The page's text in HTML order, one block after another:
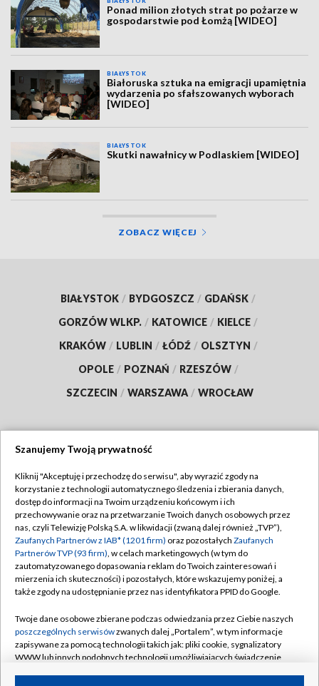
Ponad milion złotych strat po pożarze w
gospodarstwie pod Łomżą [WIDEO]
BIAŁYSTOK
Białoruska sztuka na emigracji upamiętnia
wydarzenia po sfałszowanych wyborach
[WIDEO]
BIAŁYSTOK
Skutki nawałnicy w Podlaskiem [WIDEO]
ZOBACZ WIĘCEJ
BIAŁYSTOK / BYDGOSZCZ / GDAŃSK /
GORZÓW WLKP. / KATOWICE / KIELCE /
KRAKÓW / LUBLIN / ŁÓDŹ / OLSZTYN /
OPOLE / POZNAŃ / RZESZÓW /
SZCZECIN / WARSZAWA / WROCŁAW
TVP
Abonament TVP
Emisja w TVP
Centrum informacji TVP
Naziemna Telewizja Cyfrowa
Rada Programowa
System NOS
Informacje o nadawcy
Regulamin TVP
Polityka prywatności
Moje zgody
Pomoc
Kontakt
Kanały
Szanujemy Twoją prywatność
Kliknij "Akceptuję i przechodzę do serwisu", aby wyrazić zgody na
korzystanie z technologii automatycznego śledzenia i zbierania danych,
dostęp do informacji na Twoim urządzeniu końcowym i ich
przechowywanie oraz na przetwarzanie Twoich danych osobowych przez
nas, czyli Telewizję Polską S.A. w likwidacji (zwaną dalej również „TVP”),
Zaufanych Partnerów z IAB* (1201 firm) oraz pozostałych Zaufanych
Partnerów TVP (93 firm), w celach marketingowych (w tym do
zautomatyzowanego dopasowania reklam do Twoich zainteresowań i
mierzenia ich skuteczności) i pozostałych, które wskazujemy poniżej, a
także zgody na udostępnianie przez nas identyfikatora PPID do Google.
Twoje dane osobowe zbierane podczas odwiedzania przez Ciebie naszych
poszczególnych serwisówzwanych dalej „Portalem”, w tym informacje
zapisywane za pomocą technologii takich jak: pliki cookie, sygnalizatory
WWW lub innych podobnych technologii umożliwiających świadczenie